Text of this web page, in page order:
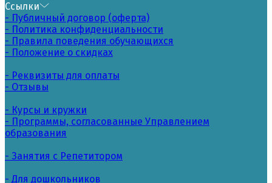
Ссылки
- Публичный договор (оферта)
- Политика конфиденциальности
- Правила поведения обучающихся
- Положение о скидках
- Реквизиты для оплаты
- Отзывы
- Курсы и кружки
- Программы, согласованные Управлением
образования
- Занятия с Репетитором
- Для дошкольников